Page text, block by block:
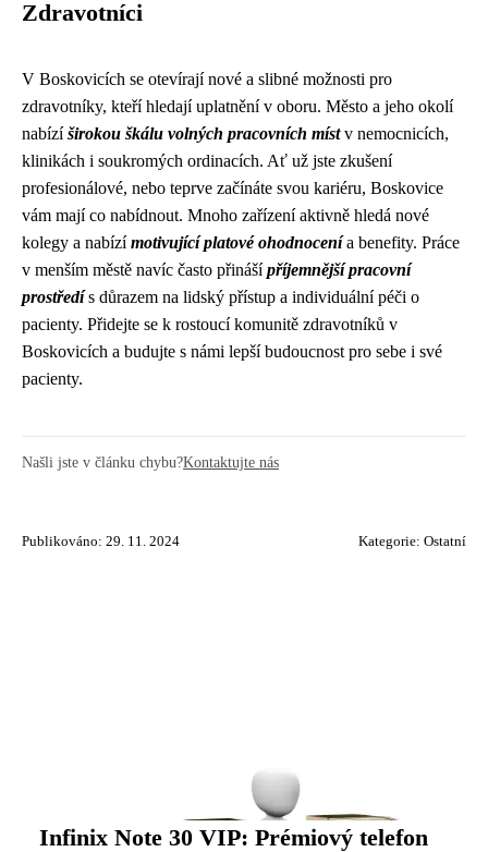
Zdravotníci
V Boskovicích se otevírají nové a slibné možnosti pro
zdravotníky, kteří hledají uplatnění v oboru. Město a jeho okolí
nabízíširokou škálu volných pracovních místv nemocnicích,
klinikách i soukromých ordinacích. Ať už jste zkušení
profesionálové, nebo teprve začínáte svou kariéru, Boskovice
vám mají co nabídnout. Mnoho zařízení aktivně hledá nové
kolegy a nabízímotivující platové ohodnocenía benefity. Práce
v menším městě navíc často přinášípříjemnější pracovní
prostředís důrazem na lidský přístup a individuální péči o
pacienty. Přidejte se k rostoucí komunitě zdravotníků v
Boskovicích a budujte s námi lepší budoucnost pro sebe i své
pacienty.
Našli jste v článku chybu?Kontaktujte nás
Publikováno: 29. 11. 2024 Kategorie: Ostatní
Infinix Note 30 VIP: Prémiový telefon